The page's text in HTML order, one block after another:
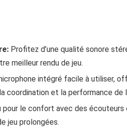
Profitez d’une qualité sonore
meilleur rendu de jeu.
intégré facile à utiliser,
coordination et la performance de
pour le confort avec des
jeu prolongées.